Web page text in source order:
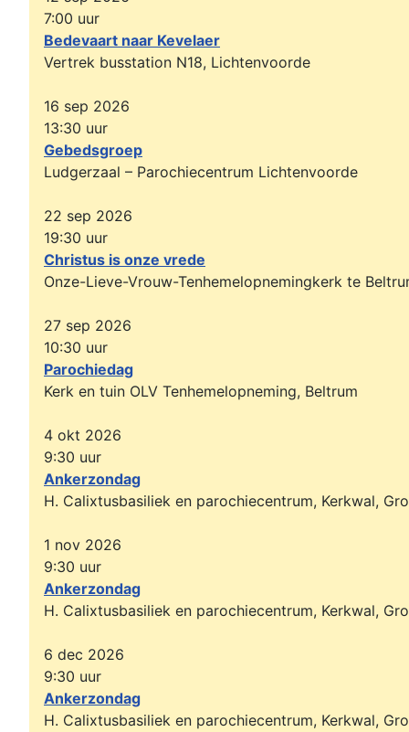
7:00 uur
Bedevaart naar Kevelaer
Vertrek busstation N18, Lichtenvoorde
16 sep 2026
13:30 uur
Gebedsgroep
Ludgerzaal – Parochiecentrum Lichtenvoorde
22 sep 2026
19:30 uur
Christus is onze vrede
Onze-Lieve-Vrouw-Tenhemelopnemingkerk te
27 sep 2026
10:30 uur
Parochiedag
Kerk en tuin OLV Tenhemelopneming, Beltrum
4 okt 2026
9:30 uur
Ankerzondag
H. Calixtusbasiliek en parochiecentrum, Kerkwal,
1 nov 2026
9:30 uur
Ankerzondag
H. Calixtusbasiliek en parochiecentrum, Kerkwal,
6 dec 2026
9:30 uur
Ankerzondag
H. Calixtusbasiliek en parochiecentrum, Kerkwal,